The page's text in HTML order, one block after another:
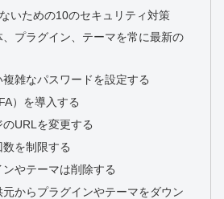
いための10のセキュリティ対策
プラグイン、テーマを常に最新の
雑なパスワードを設定する
）を導入する
URLを変更する
を制限する
やテーマは削除する
からプラグインやテーマをダウン